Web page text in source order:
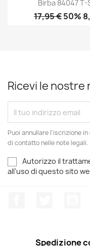
Birba 84047 T-
17,95 €50%
Ricevi le
Puoi annullare l'iscrizione
di contatto nelle note legali.
Autorizzo il
all'uso di questo sito
Spedizione